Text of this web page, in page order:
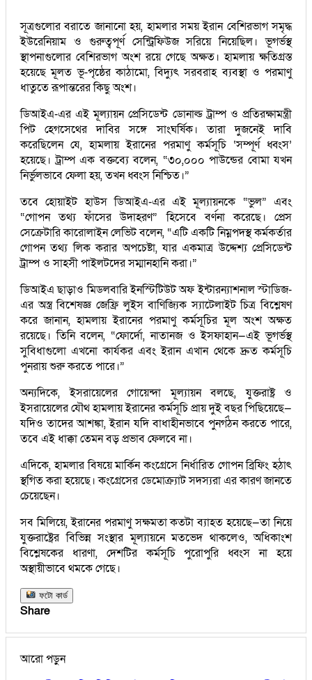
সূত্রগুলোর বরাতে জানানো হয়, হামলার সময় ইরান বেশিরভাগ সমৃদ্ধ
ইউরেনিয়াম ও গুরুত্বপূর্ণ সেন্ট্রিফিউজ সরিয়ে নিয়েছিল। ভূগর্ভস্থ
স্থাপনাগুলোর বেশিরভাগ অংশ রয়ে গেছে অক্ষত। হামলায় ক্ষতিগ্রস্ত
হয়েছে মূলত ভূ-পৃষ্ঠের কাঠামো, বিদ্যুৎ সরবরাহ ব্যবস্থা ও পরমাণু
ধাতুতে রূপান্তরের কিছু অংশ।
ডিআইএ-এর এই মূল্যায়ন প্রেসিডেন্ট ডোনাল্ড ট্রাম্প ও প্রতিরক্ষামন্ত্রী
পিট হেগসেথের দাবির সঙ্গে সাংঘর্ষিক। তারা দুজনেই দাবি
করেছিলেন যে, হামলায় ইরানের পরমাণু কর্মসূচি ‘সম্পূর্ণ ধ্বংস’
হয়েছে। ট্রাম্প এক বক্তব্যে বলেন, “৩০,০০০ পাউন্ডের বোমা যখন
নির্ভুলভাবে ফেলা হয়, তখন ধ্বংস নিশ্চিত।”
তবে হোয়াইট হাউস ডিআইএ-এর এই মূল্যায়নকে “ভুল” এবং
“গোপন তথ্য ফাঁসের উদাহরণ” হিসেবে বর্ণনা করেছে। প্রেস
সেক্রেটারি কারোলাইন লেভিট বলেন, “এটি একটি নিম্নপদস্থ কর্মকর্তার
গোপন তথ্য লিক করার অপচেষ্টা, যার একমাত্র উদ্দেশ্য প্রেসিডেন্ট
ট্রাম্প ও সাহসী পাইলটদের সম্মানহানি করা।”
ডিআইএ ছাড়াও মিডলবারি ইনস্টিটিউট অফ ইন্টারন্যাশনাল স্টাডিজ-
এর অস্ত্র বিশেষজ্ঞ জেফ্রি লুইস বাণিজ্যিক স্যাটেলাইট চিত্র বিশ্লেষণ
করে জানান, হামলায় ইরানের পরমাণু কর্মসূচির মূল অংশ অক্ষত
রয়েছে। তিনি বলেন, “ফোর্দো, নাতানজ ও ইসফাহান—এই ভূগর্ভস্থ
সুবিধাগুলো এখনো কার্যকর এবং ইরান এখান থেকে দ্রুত কর্মসূচি
পুনরায় শুরু করতে পারে।”
অন্যদিকে, ইসরায়েলের গোয়েন্দা মূল্যায়ন বলছে, যুক্তরাষ্ট্র ও
ইসরায়েলের যৌথ হামলায় ইরানের কর্মসূচি প্রায় দুই বছর পিছিয়েছে—
যদিও তাদের আশঙ্কা, ইরান যদি বাধাহীনভাবে পুনর্গঠন করতে পারে,
তবে এই ধাক্কা তেমন বড় প্রভাব ফেলবে না।
এদিকে, হামলার বিষয়ে মার্কিন কংগ্রেসে নির্ধারিত গোপন ব্রিফিং হঠাৎ
স্থগিত করা হয়েছে। কংগ্রেসের ডেমোক্র্যাট সদস্যরা এর কারণ জানতে
চেয়েছেন।
সব মিলিয়ে, ইরানের পরমাণু সক্ষমতা কতটা ব্যাহত হয়েছে—তা নিয়ে
যুক্তরাষ্ট্রের বিভিন্ন সংস্থার মূল্যায়নে মতভেদ থাকলেও, অধিকাংশ
বিশ্লেষকের ধারণা, দেশটির কর্মসূচি পুরোপুরি ধ্বংস না হয়ে
অস্থায়ীভাবে থমকে গেছে।
ফটো কার্ড
Share
আরো পড়ুন